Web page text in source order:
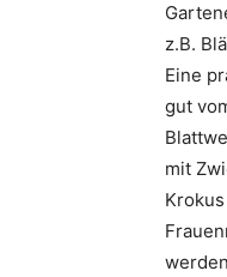
z.B.
Eine
gut
mit